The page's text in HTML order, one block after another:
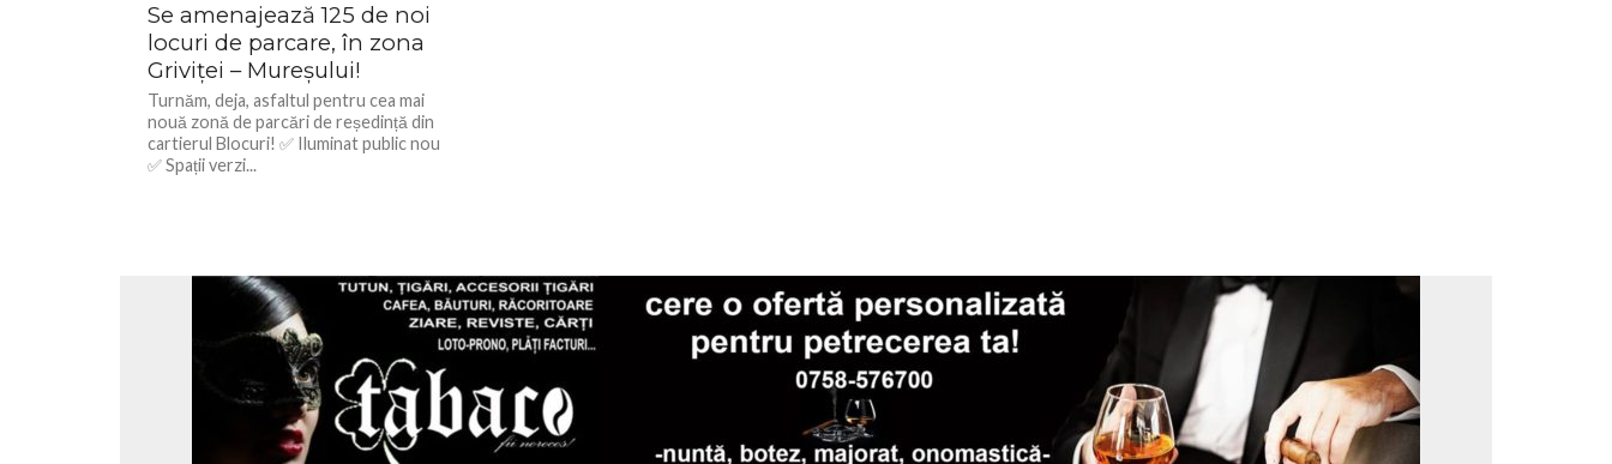
Se amenajează 125 de noi
locuri de parcare, în zona
Griviței – Mureșului!
Turnăm, deja, asfaltul pentru cea mai
nouă zonă de parcări de reședință din
cartierul Blocuri! ✅ Iluminat public nou
✅ Spații verzi...